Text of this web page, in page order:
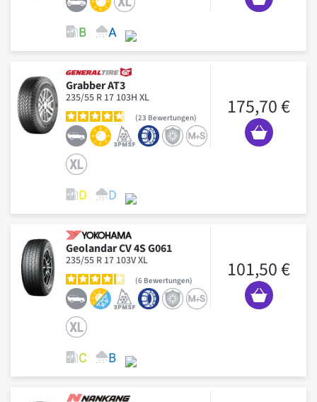
Grabber AT3
235/55 R 17 103H XL
23 Bewertungen 175,70 €
Geolandar CV 4S G061
235/55 R 17 103V XL
6 Bewertungen 101,50 €